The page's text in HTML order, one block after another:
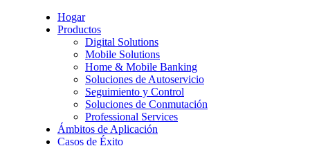
Hogar
Productos
Digital Solutions
Mobile Solutions
Home & Mobile Banking
Soluciones de Autoservicio
Seguimiento y Control
Soluciones de Conmutación
Professional Services
Ámbitos de Aplicación
Casos de Éxito